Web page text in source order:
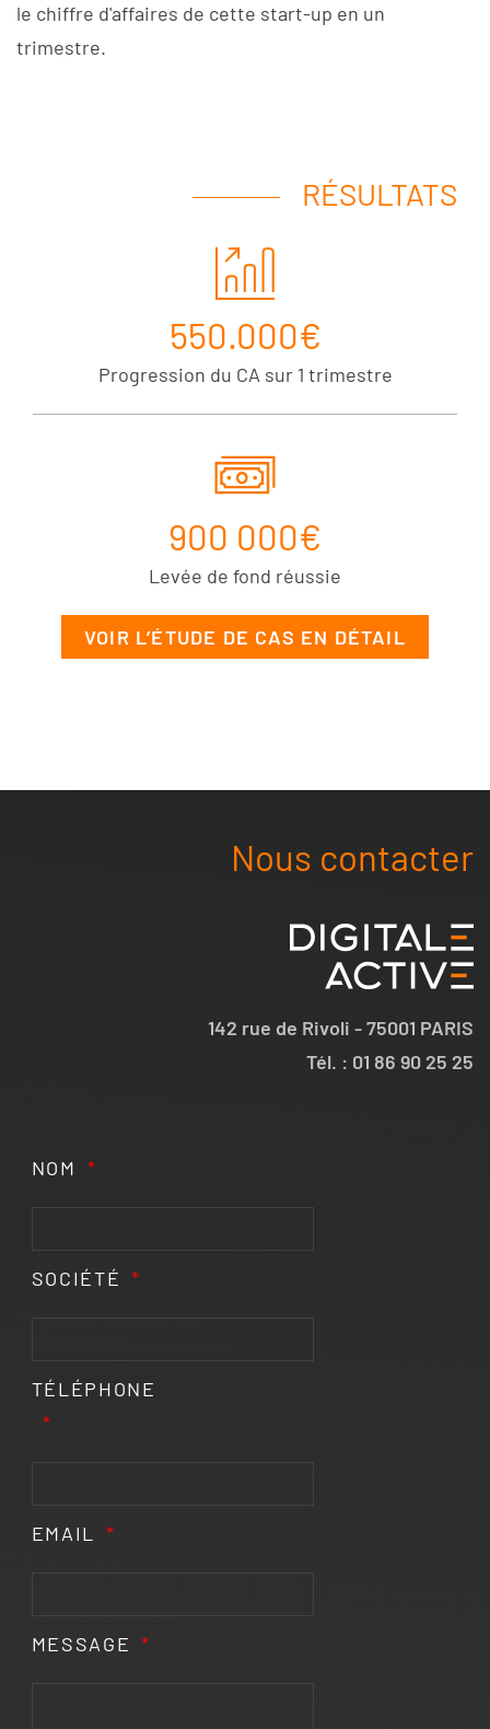
le chiffre d'affaires de cette start-up en un
trimestre.
RÉSULTATS
550.000€
Progression du CA sur 1 trimestre
900 000€
Levée de fond réussie
VOIR L’ÉTUDE DE CAS EN DÉTAIL
Nous contacter
142 rue de Rivoli - 75001 PARIS
Tél. : 01 86 90 25 25
NOM
SOCIÉTÉ
TÉLÉPHONE
EMAIL
MESSAGE